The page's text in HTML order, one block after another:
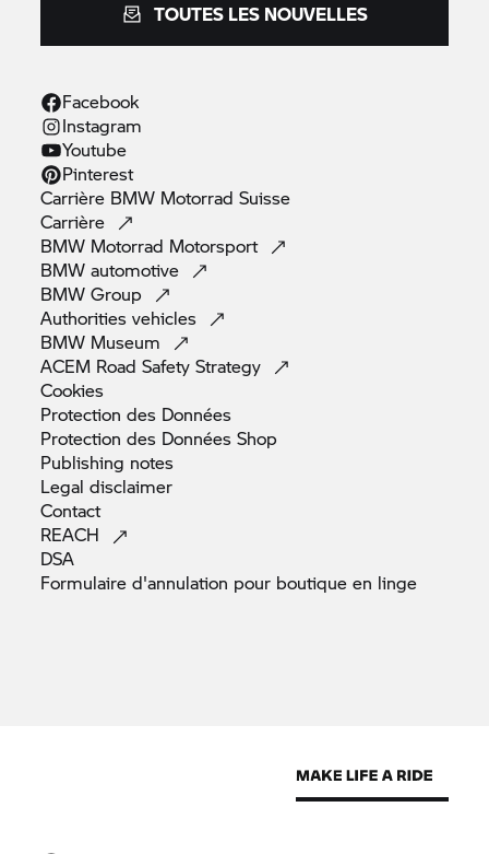
TOUTES LES NOUVELLES
Facebook
Instagram
Youtube
Pinterest
Carrière BMW Motorrad Suisse
Carrière
BMW Motorrad Motorsport
BMWautomotive
BMWGroup
Authoritiesvehicles
BMW Museum
ACEM Road SafetyStrategy
Cookies
Protection des Données
Protection des DonnéesShop
Publishing notes
Legaldisclaimer
Contact
REACH
DSA
Formulaire d'annulation pour boutique en linge